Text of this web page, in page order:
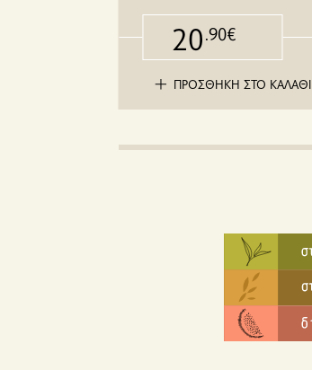
20.90€
ΠΡΟΣΘΗΚΗ ΣΤΟ ΚΑΛΑΘΙ